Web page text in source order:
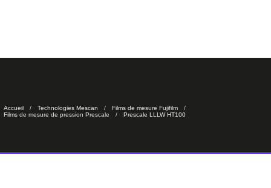
Accueil Technologies Mescan
Films de mesure Fujifilm
Films de mesure de pression Prescale
Prescale LLLW HT100